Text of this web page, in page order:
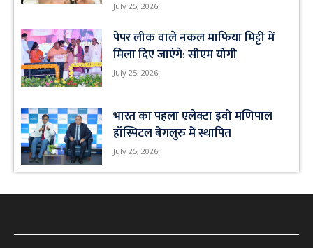
July 25, 2026
पेपर लीक वाले नकल माफिया मिट्टी में
मिला दिए जाएंगे: सीएम योगी
July 25, 2026
भारत का पहला एलेक्टा इवो मणिपाल
हॉस्पिटल बेंगलुरु में स्थापित
July 25, 2026